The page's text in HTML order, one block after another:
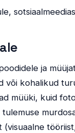
ja
või kohalikud
müüki, kuid
(visuaalne